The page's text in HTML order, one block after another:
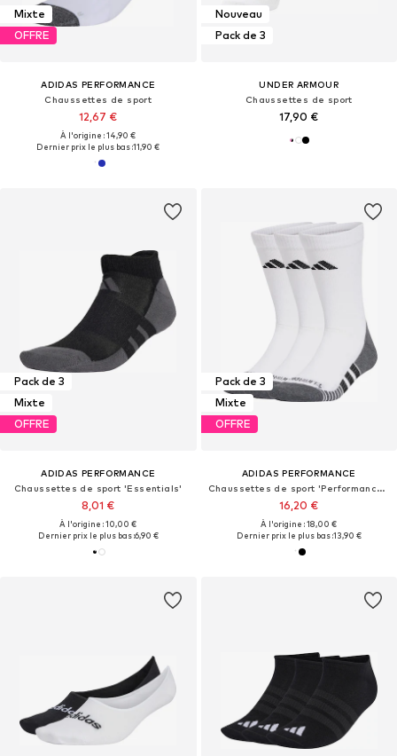
Mixte
OFFRE
ADIDAS PERFORMANCE
Chaussettes de sport
12,67 €
À l'origine : 14,90 €
Dernier prix le plus bas :11,90 €
Nouveau
Pack de 3
UNDER ARMOUR
Chaussettes de sport
17,90 €
Pack de 3
Mixte
OFFRE
ADIDAS PERFORMANCE
Chaussettes de sport 'Essentials'
8,01 €
À l'origine : 10,00 €
Dernier prix le plus bas :6,90 €
Pack de 3
Mixte
OFFRE
ADIDAS PERFORMANCE
Chaussettes de sport 'Performance Climacool'
16,20 €
À l'origine : 18,00 €
Dernier prix le plus bas :13,90 €